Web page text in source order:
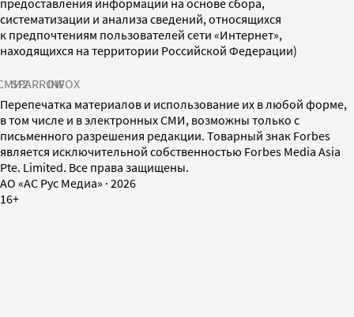
систематизации и анализа сведений, относящихся
к предпочтениям пользователей сети «Интернет»,
находящихся на территории Российской Федерации)
SPARROWINFOX
Перепечатка материалов и использование их в любой форме,
в том числе и в электронных СМИ, возможны только с
письменного разрешения редакции. Товарный знак Forbes
является исключительной собственностью Forbes Media Asia
Pte. Limited. Все права защищены.
AO «АС Рус Медиа» · 2026
16+